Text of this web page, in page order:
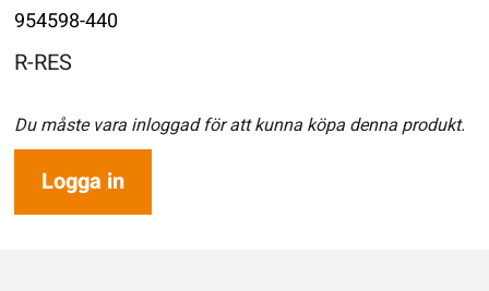
954598-440
R-RES
Du måste vara inloggad för att kunna köpa denna produkt.
Logga in